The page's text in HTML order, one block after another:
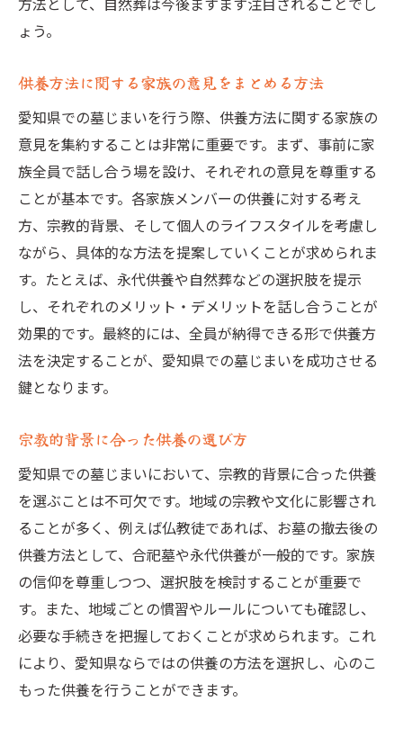
ょう。
供養方法に関する家族の意見をまとめる方法
愛知県での墓じまいを行う際、供養方法に関する家族の
意見を集約することは非常に重要です。まず、事前に家
族全員で話し合う場を設け、それぞれの意見を尊重する
ことが基本です。各家族メンバーの供養に対する考え
方、宗教的背景、そして個人のライフスタイルを考慮し
ながら、具体的な方法を提案していくことが求められま
す。たとえば、永代供養や自然葬などの選択肢を提示
し、それぞれのメリット・デメリットを話し合うことが
効果的です。最終的には、全員が納得できる形で供養方
法を決定することが、愛知県での墓じまいを成功させる
鍵となります。
宗教的背景に合った供養の選び方
愛知県での墓じまいにおいて、宗教的背景に合った供養
を選ぶことは不可欠です。地域の宗教や文化に影響され
ることが多く、例えば仏教徒であれば、お墓の撤去後の
供養方法として、合祀墓や永代供養が一般的です。家族
の信仰を尊重しつつ、選択肢を検討することが重要で
す。また、地域ごとの慣習やルールについても確認し、
必要な手続きを把握しておくことが求められます。これ
により、愛知県ならではの供養の方法を選択し、心のこ
もった供養を行うことができます。